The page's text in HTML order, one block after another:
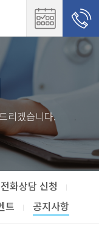
리겠습니다.
전화상담 신청
트 공지사항